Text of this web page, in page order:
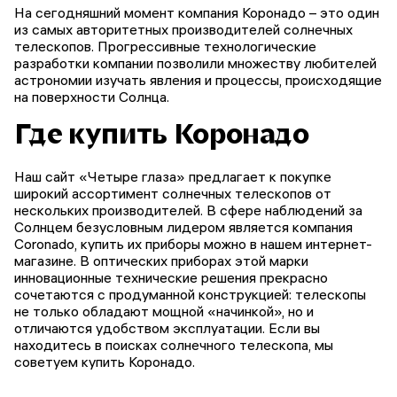
На сегодняшний момент компания Коронадо – это один
из самых авторитетных производителей солнечных
телескопов. Прогрессивные технологические
разработки компании позволили множеству любителей
астрономии изучать явления и процессы, происходящие
на поверхности Солнца.
Где купить Коронадо
Наш сайт «Четыре глаза» предлагает к покупке
широкий ассортимент солнечных телескопов от
нескольких производителей. В сфере наблюдений за
Солнцем безусловным лидером является компания
Coronado, купить их приборы можно в нашем интернет-
магазине. В оптических приборах этой марки
инновационные технические решения прекрасно
сочетаются с продуманной конструкцией: телескопы
не только обладают мощной «начинкой», но и
отличаются удобством эксплуатации. Если вы
находитесь в поисках солнечного телескопа, мы
советуем купить Коронадо.